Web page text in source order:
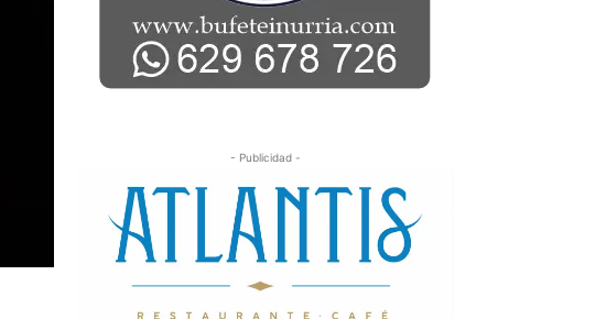
- Publicidad -